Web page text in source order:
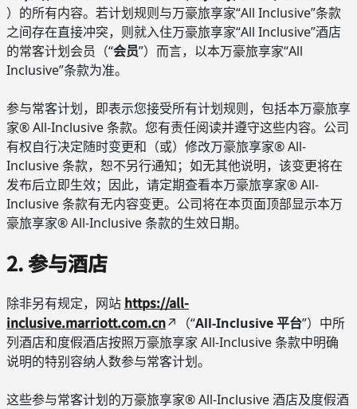
）的所有内容。若计划规则与万豪旅享家“All Inclusive”条款
之间存在直接冲突，则就入住万豪旅享家“All Inclusive”酒店
的常客计划会员（“会员”）而言，以本万豪旅享家“All
Inclusive”条款为准。
参与常客计划，即表示您接受所有计划规则，包括本万豪旅享
家® All-Inclusive 条款。您有责任阅读并遵守这些内容。公司
有权自行决定随时变更和（或）修改万豪旅享家® All-
Inclusive 条款，恕不另行通知；如无其他说明，该变更将在
发布后立即生效；因此，请定期查看本万豪旅享家® All-
Inclusive 条款有无内容变更。公司将在本页面顶部显示本万
豪旅享家® All-Inclusive 条款的生效日期。
2. 参与酒店
除非另有规定，网站 https://all-
inclusive.marriott.com.cn↗（“All-Inclusive 平台”）中所
列酒店和度假酒店按照万豪旅享家 All-Inclusive 条款中明确
说明的特别容纳人数参与常客计划。
这些参与常客计划的万豪旅享家® All-Inclusive 酒店及度假酒